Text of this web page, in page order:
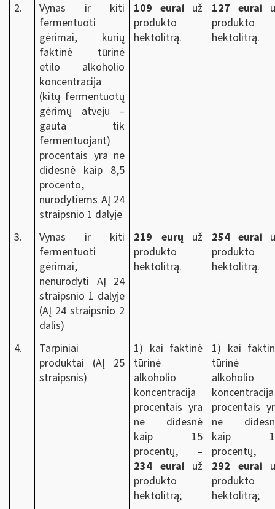
2.
Vynas ir kiti
fermentuoti
gėrimai, kurių
faktinė tūrinė
etilo alkoholio
koncentracija
(kitų fermentuotų
gėrimų atveju –
gauta tik
fermentuojant)
procentais yra ne
didesnė kaip 8,5
procento,
nurodytiems AĮ 24
straipsnio 1 dalyje
109 eurai už
produkto
hektolitrą.
127 eurai
produkto
hektolitrą.
3.
Vynas ir kiti
fermentuoti
gėrimai,
nenurodyti AĮ 24
straipsnio 1 dalyje
(AĮ 24 straipsnio 2
dalis)
219 eurų už
produkto
hektolitrą.
254 eurai
produkto
hektolitrą.
4.
Tarpiniai
produktai (AĮ 25
straipsnis)
1) kai faktinė
tūrinė
alkoholio
koncentracija
procentais yra
ne didesnė
kaip 15
procentų, –
234 eurai už
produkto
hektolitrą;
1) kai
tūrinė
alkoholio
koncentracija
procentais
ne
kaip
procentų,
292 eurai
produkto
hektolitrą;